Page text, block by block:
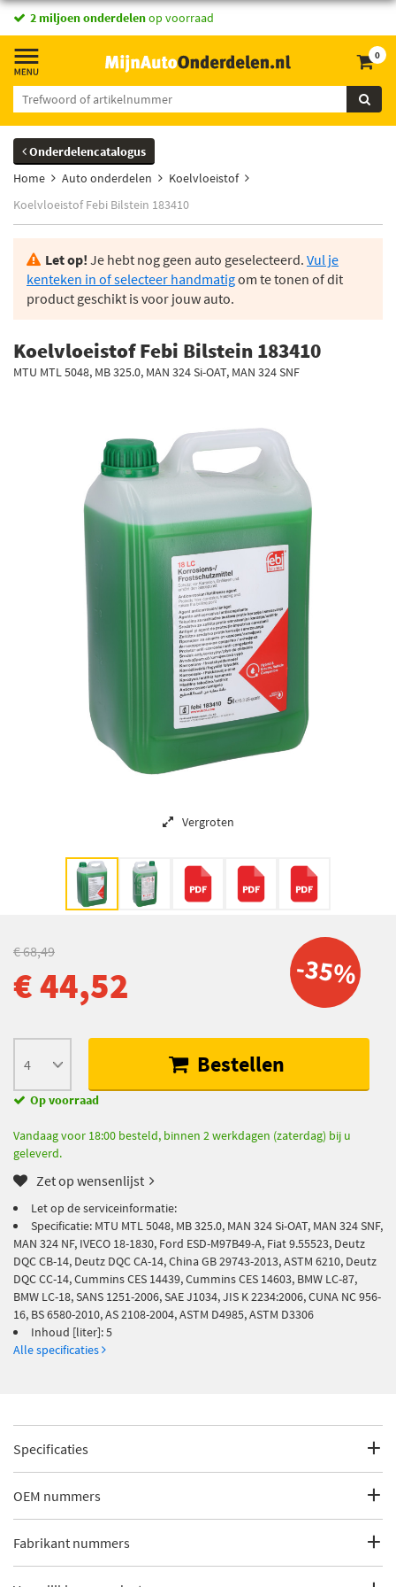
vandaag besteld,morgen in huis *
2 miljoen onderdelenop voorraad
0
Onderdelencatalogus
Home
Auto onderdelen
Koelvloeistof
Koelvloeistof Febi Bilstein 183410
Let op! Je hebt nog geen auto geselecteerd. Vul je
kenteken in of selecteer handmatigom te tonen of dit
product geschikt is voor jouw auto.
Koelvloeistof Febi Bilstein 183410
MTU MTL 5048, MB 325.0, MAN 324 Si-OAT, MAN 324 SNF
Vergroten
-35%
€ 68,49
€ 44,52
Bestellen
Op voorraad
Vandaag voor 18:00 besteld, binnen 2 werkdagen (zaterdag) bij u
geleverd.
Zet op wensenlijst
Let op de serviceinformatie:
Specificatie: MTU MTL 5048, MB 325.0, MAN 324 Si-OAT, MAN 324 SNF,
MAN 324 NF, IVECO 18-1830, Ford ESD-M97B49-A, Fiat 9.55523, Deutz
DQC CB-14, Deutz DQC CA-14, China GB 29743-2013, ASTM 6210, Deutz
DQC CC-14, Cummins CES 14439, Cummins CES 14603, BMW LC-87,
BMW LC-18, SANS 1251-2006, SAE J1034, JIS K 2234:2006, CUNA NC 956-
16, BS 6580-2010, AS 2108-2004, ASTM D4985, ASTM D3306
Inhoud [liter]: 5
Alle specificaties
Specificaties
Fabrikantcode
Categorie
Koelvloeistof
OEM nummers
BMW
Fabrikant nummers